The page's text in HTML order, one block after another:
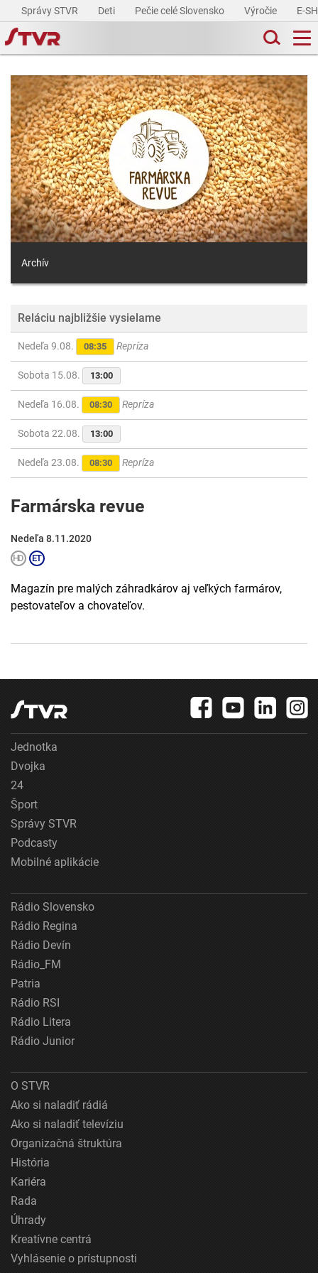
Správy STVR Deti Pečie celé Slovensko Výročie E-
Archív
Reláciu najbližšie vysielame
Nedeľa 9.08. 08:35 Repríza
Sobota 15.08. 13:00
Nedeľa 16.08. 08:30 Repríza
Sobota 22.08. 13:00
Nedeľa 23.08. 08:30 Repríza
Farmárska revue
Nedeľa 8.11.2020
Magazín pre malých záhradkárov aj veľkých farmárov,
pestovateľov a chovateľov.
Jednotka
Dvojka
24
Šport
Správy STVR
Podcasty
Mobilné aplikácie
Rádio Slovensko
Rádio Regina
Rádio Devín
Rádio_FM
Patria
Rádio RSI
Rádio Litera
Rádio Junior
O STVR
Ako si naladiť rádiá
Ako si naladiť televíziu
Organizačná štruktúra
História
Kariéra
Rada
Úhrady
Kreatívne centrá
Vyhlásenie o prístupnosti